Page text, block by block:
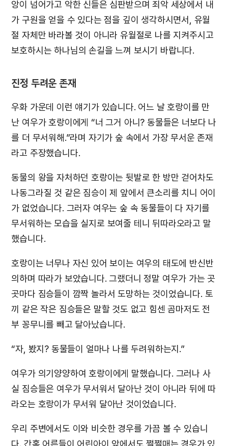
앙이 넘어가고 악한 신들은 심판받으며 죄악 세상에서 내
가 구원을 얻을 수 있다는 점을 깊이 생각하시면서, 유월
절 자체만 바라볼 것이 아니라 유월절로 나를 지켜주시고
보호하시는 하나님의 손길을 느껴 보시기 바랍니다.
진정 두려운 존재
우화 가운데 이런 얘기가 있습니다. 어느 날 호랑이를 만
난 여우가 호랑이에게 “너 그거 아니? 동물들은 너보다 나
를 더 무서워해.”라며 자기가 숲 속에서 가장 무서운 존재
라고 주장했습니다.
동물의 왕을 자처하던 호랑이는 뒷발로 한 방만 걷어차도
나동그라질 것 같은 짐승이 제 앞에서 큰소리를 치니 어이
가 없었습니다. 그러자 여우는 숲 속 동물들이 다 자기를
무서워하는 모습을 실지로 보여줄 테니 뒤따라오라고 말
했습니다.
호랑이는 너무나 자신 있어 보이는 여우의 태도에 반신반
의하며 따라가 보았습니다. 그랬더니 정말 여우가 가는 곳
곳마다 짐승들이 깜짝 놀라서 도망하는 것이었습니다. 토
끼 같은 작은 짐승들은 말할 것도 없고 힘센 곰마저도 전
부 꽁무니를 빼고 달아났습니다.
“자, 봤지? 동물들이 얼마나 나를 두려워하는지.”
여우가 의기양양하여 호랑이에게 말했습니다. 그러나 사
실 짐승들은 여우가 무서워서 달아난 것이 아니라 뒤에 따
라오는 호랑이가 무서워 달아난 것이었습니다.
우리 주변에서도 이와 비슷한 경우를 가끔 볼 수 있습니
다. 간혹 어른들이 어린아이 앞에서도 쩔쩔매는 경우가 있